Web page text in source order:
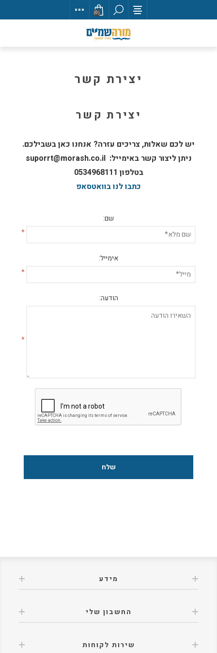
(0)
יצירת קשר
יצירת קשר
יש לכם שאלות, צריכים עזרה? אנחנו כאן בשבילכם.
ניתן ליצור קשר באימייל: suporrt@morash.co.il
בטלפון 0534968111
כתבו לנו בוואטסאפ
שם:
*
אימייל:
*
הודעה:
*
מידע
החשבון שלי
שירות לקוחות